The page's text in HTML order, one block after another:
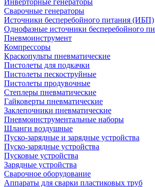
Инверторные генераторы
Сварочные генераторы
Источники бесперебойного питания (ИБП)
Однофазные источники бесперебойного
Пневмоинструмент
Компрессоры
Краскопульты пневматические
Пистолеты для подкачки
Пистолеты пескоструйные
Пистолеты продувочные
Степлеры пневматические
Гайковерты пневматические
Заклепочники пневматические
Пневмоинструментальные наборы
Шланги воздушные
Пуско-зарядные и зарядные устройства
Пуско-зарядные устройства
Пусковые устройства
Зарядные устройства
Сварочное оборудование
Аппараты для сварки пластиковых труб